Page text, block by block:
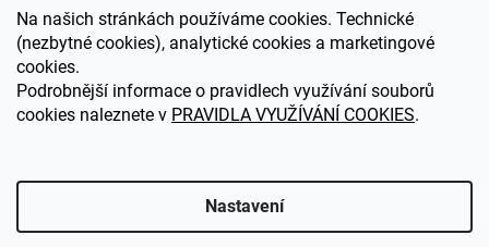
Na našich stránkách používáme cookies. Technické
(nezbytné cookies), analytické cookies a marketingové
cookies.
Podrobnější informace o pravidlech využívání souborů
cookies naleznete v PRAVIDLA VYUŽÍVÁNÍ COOKIES.
Nastavení
Zákaznická podpora každý všední den od 9.00 do 18.00
hodin
eDEKOR.cz